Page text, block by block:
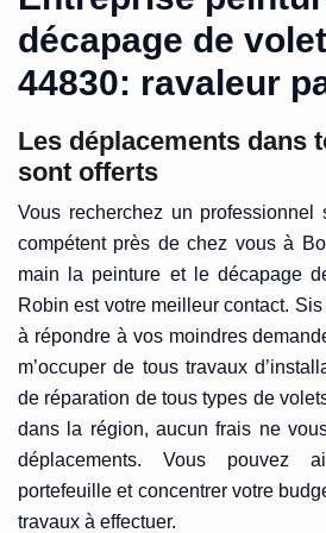
décapage de
44830: ravaleur
Les déplacements dans
sont offerts
Vous recherchez un professionnel
compétent près de chez vous à
main la peinture et le décapage
Robin est votre meilleur contact.
à répondre à vos moindres
m’occuper de tous travaux
de réparation de tous types de
dans la région, aucun frais ne
déplacements. Vous pouvez
portefeuille et concentrer votre
travaux à effectuer.